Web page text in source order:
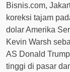
Bisnis.com,
koreksi tajam
dolar Amerika
Kevin Warsh
AS Donald
tinggi di pasar